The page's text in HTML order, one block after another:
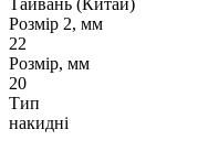
Розмір 2, мм
22
Розмір, мм
20
Тип
накидні